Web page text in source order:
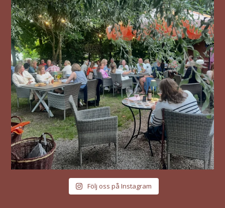
Följ oss på Instagram